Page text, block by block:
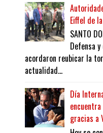
Eiffel de
SANTO
Defensa
acordaron reubicar la
actualidad...
Día
gracias a